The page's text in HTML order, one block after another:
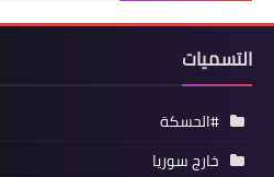
التسميات
#الحسكة
خارج سوريا